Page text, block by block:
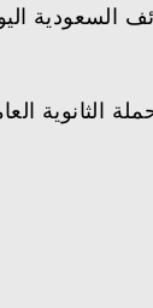
السعودية
الثانوية